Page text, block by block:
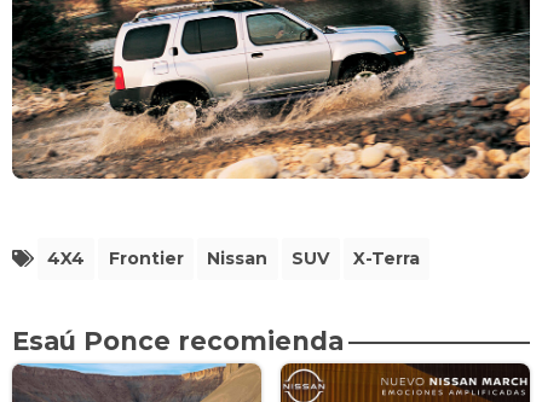
4X4 Frontier Nissan SUV X-Terra
Esaú Ponce recomienda